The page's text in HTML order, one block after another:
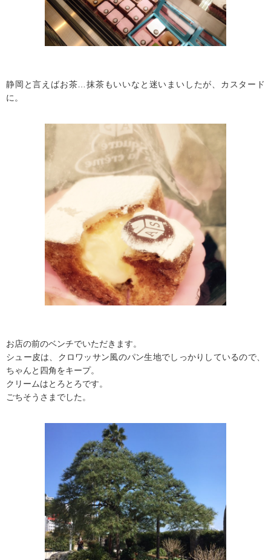
静岡と言えばお茶…抹茶もいいなと迷いまいしたが、カスタード
に。
お店の前のベンチでいただきます。
シュー皮は、クロワッサン風のパン生地でしっかりしているので、
ちゃんと四角をキープ。
クリームはとろとろです。
ごちそうさまでした。